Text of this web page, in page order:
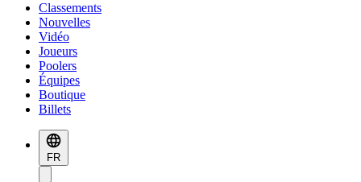
Classements
Nouvelles
Vidéo
Joueurs
Poolers
Équipes
Boutique
Billets
FR